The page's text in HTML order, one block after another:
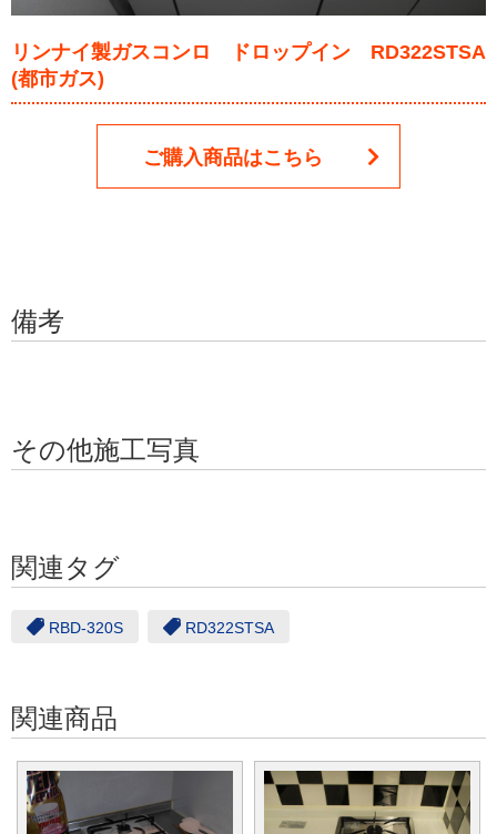
リンナイ製ガスコンロ ドロップイン RD322STSA
(都市ガス)
ご購入商品はこちら
備考
その他施工写真
関連タグ
RBD-320S RD322STSA
関連商品